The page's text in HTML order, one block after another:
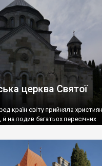
(postaki)…” “Вино. Крим
і його вдосталь: воно все
церква Святої
країн світу прийняла
на подив багатьох пересічних